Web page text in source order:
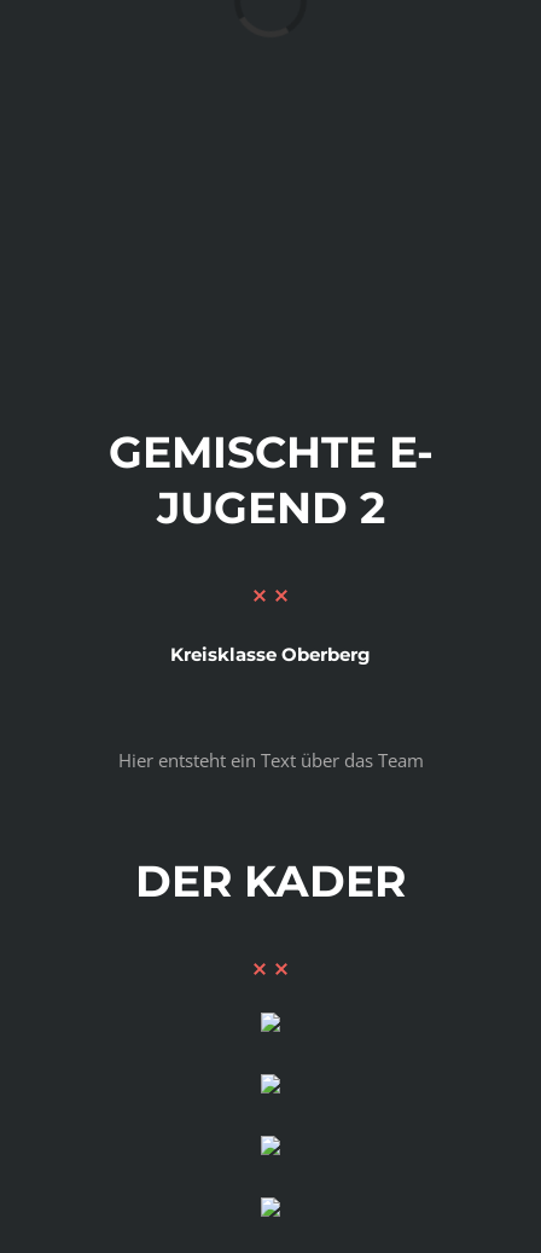
GEMISCHTE E-
JUGEND 2
Kreisklasse Oberberg
Hier entsteht ein Text über das Team
DER KADER